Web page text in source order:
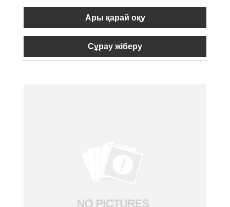
Ары қарай оқу
Сұрау жіберу